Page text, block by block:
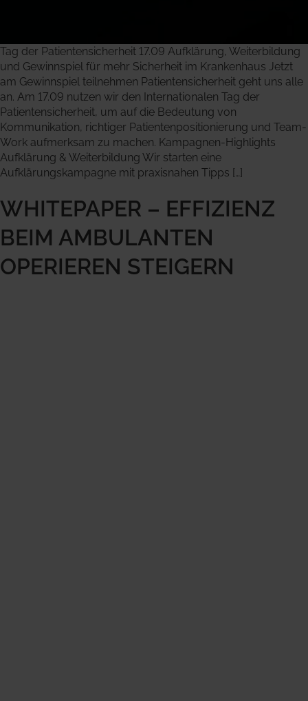
Tag der Patientensicherheit 17.09 Aufklärung, Weiterbildung
und Gewinnspiel für mehr Sicherheit im Krankenhaus Jetzt
am Gewinnspiel teilnehmen Patientensicherheit geht uns alle
an. Am 17.09 nutzen wir den Internationalen Tag der
Patientensicherheit, um auf die Bedeutung von
Kommunikation, richtiger Patientenpositionierung und Team-
Work aufmerksam zu machen. Kampagnen-Highlights
Aufklärung & Weiterbildung Wir starten eine
Aufklärungskampagne mit praxisnahen Tipps […]
WHITEPAPER – EFFIZIENZ
BEIM AMBULANTEN
OPERIEREN STEIGERN